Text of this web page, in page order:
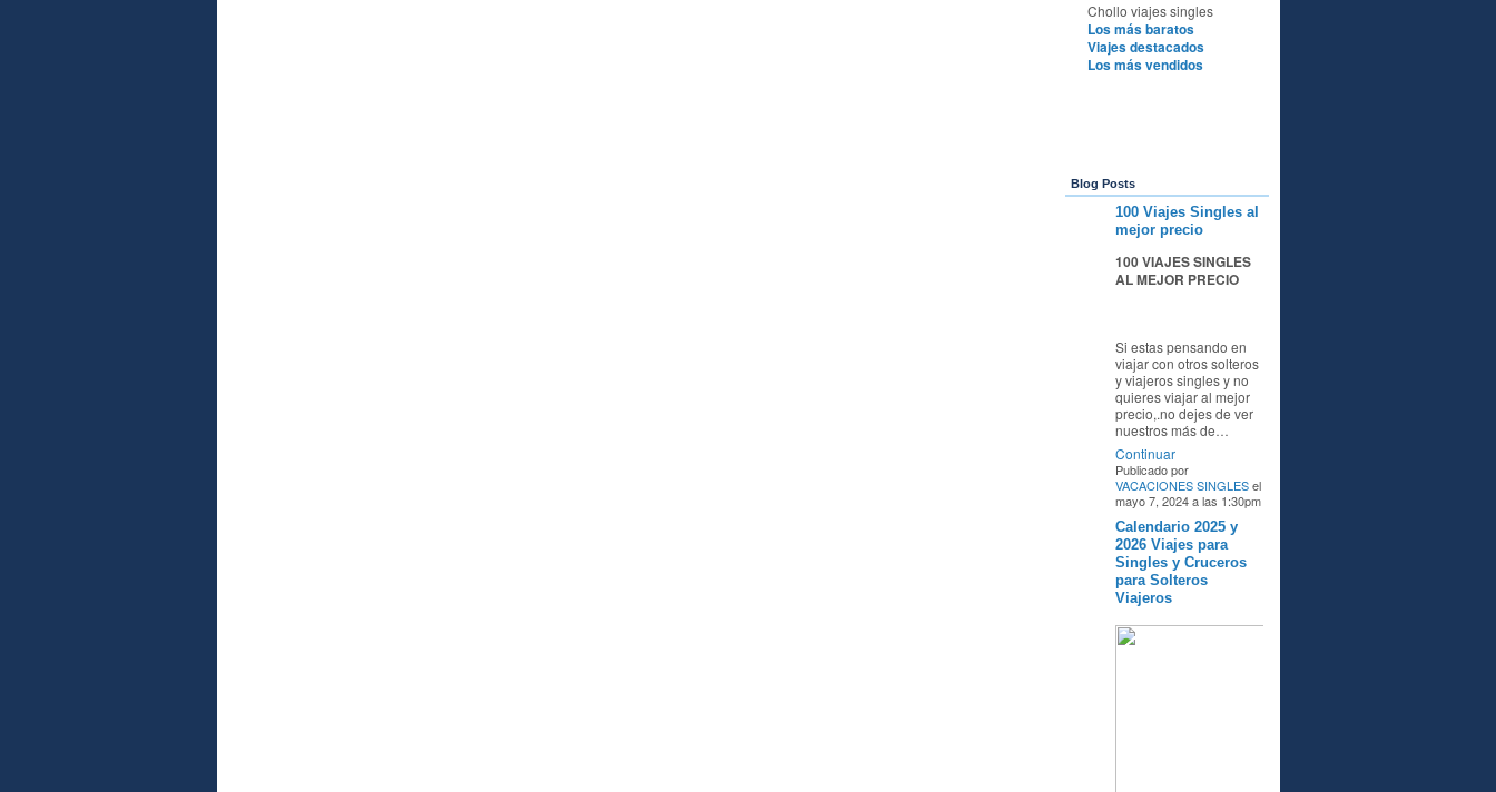
Chollo viajes singles
Los más baratos
Viajes destacados
Los más vendidos
Blog Posts
100 Viajes Singles al
mejor precio
100 VIAJES SINGLES
AL MEJOR PRECIO
Si estas pensando en
viajar con otros solteros
y viajeros singles y no
quieres viajar al mejor
precio,.no dejes de ver
nuestros más de…
Continuar
Publicado por
VACACIONES SINGLESel
mayo 7, 2024 a las 1:30pm
Calendario 2025 y
2026 Viajes para
Singles y Cruceros
para Solteros
Viajeros